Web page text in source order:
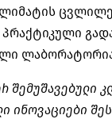
შემუშავებული
ინოვაციები